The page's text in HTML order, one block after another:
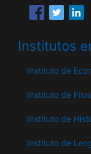
Institutos
Instituto de
Instituto de
Instituto de
Instituto de